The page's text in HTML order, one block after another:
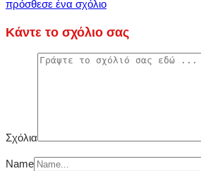
πρόσθεσε ένα σχόλιο
Κάντε το σχόλιο σας
Σχόλια
Name